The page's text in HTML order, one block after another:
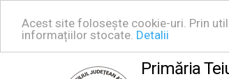
Acest site folosește cookie-uri. Prin
informațiilor stocate. Detalii
Primăria